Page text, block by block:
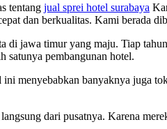
tentang jual sprei hotel surabaya
dan berkualitas. Kami berada
di jawa timur yang maju. Tiap
satunya pembangunan hotel.
menyebabkan banyaknya juga
dari pusatnya. Karena